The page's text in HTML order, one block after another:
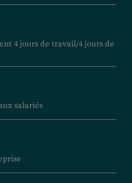
4 jours de travail/4 jours de
salariés